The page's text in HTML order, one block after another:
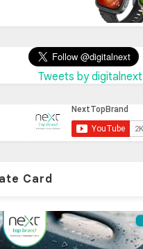
Tweets by digitalnext
Card